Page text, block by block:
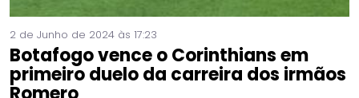
2 de Junho de 2024 às 17:23
Botafogo vence o Corinthians em
primeiro duelo da carreira dos irmãos